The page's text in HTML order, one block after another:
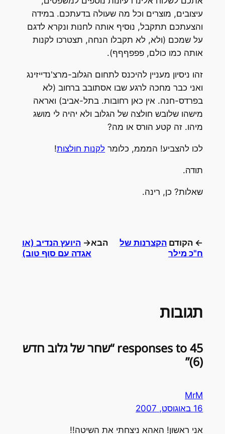
עיצובים, מוצרים וכל מה שעולה בדעתכם. במידה
והצעתכם תתקבל, נוסיף אותה לחנות ונקרא לדגם
על שמכם (ולא, לא תקבלו הנחה, תצטרכו לקנות
אותה כמו כולם, פפפףףף).
זהו ניסיון מעניין להיכנס לתחום הגלוב-מרצ'נדייזינג
ואני כבר מחכה לרגע שבו אסתובב ברחוב (לא
בפרדס-חנה. אין כאן רחובות. בתל-אביב) ואראה
מישהו שלובש חולצה של הגלוב ולא יהיה לי מושג
מיהו. זה קטע הורס או מה?
לכו להצביע! המממ, כלומר לקנות חולצות!
תודה.
שאלות? כן, רינה.
← הקודם הקצרנות של
ח"כ מילר
הבא→ היועץ הנדיב (או
אגדה עם סוף טוב)
תגובות
45 responses to “שחר של גלוב חדש
(6)”
MrM
16 באוגוסט, 2007
אני ראשון! האהא ניצחתי את השיטה!!